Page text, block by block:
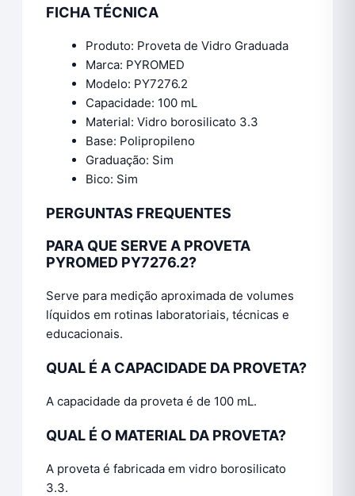
FICHA TÉCNICA
Produto: Proveta de Vidro Graduada
Marca: PYROMED
Modelo: PY7276.2
Capacidade: 100 mL
Material: Vidro borosilicato 3.3
Base: Polipropileno
Graduação: Sim
Bico: Sim
PERGUNTAS FREQUENTES
PARA QUE SERVE A PROVETA
PYROMED PY7276.2?
Serve para medição aproximada de volumes
líquidos em rotinas laboratoriais, técnicas e
educacionais.
QUAL É A CAPACIDADE DA PROVETA?
A capacidade da proveta é de 100 mL.
QUAL É O MATERIAL DA PROVETA?
A proveta é fabricada em vidro borosilicato
3.3.